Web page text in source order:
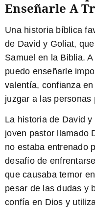
Enseñarle A
Una historia bíblica
de David y Goliat,
Samuel en la Biblia.
puedo enseñarle
valentía, confianza
juzgar a las personas
La historia de David y
joven pastor llamado
no estaba entrenado
desafío de
que causaba temor
pesar de las dudas y
confía en Dios y